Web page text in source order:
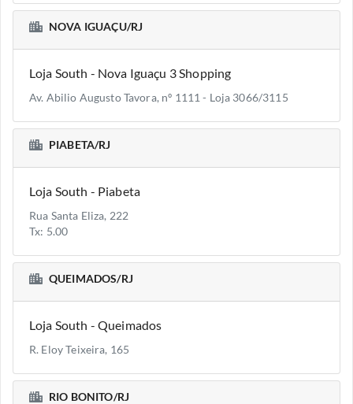
NOVA IGUAÇU/RJ
Loja South - Nova Iguaçu 3 Shopping
Av. Abilio Augusto Tavora, nº 1111 - Loja 3066/3115
PIABETA/RJ
Loja South - Piabeta
Rua Santa Eliza, 222
Tx: 5.00
QUEIMADOS/RJ
Loja South - Queimados
R. Eloy Teixeira, 165
RIO BONITO/RJ